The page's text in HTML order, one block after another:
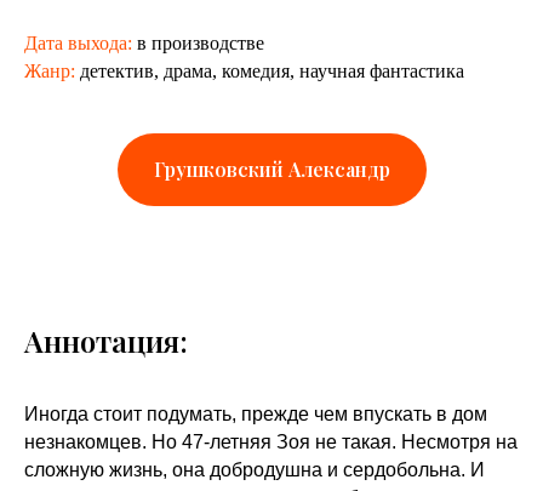
Дата выхода: в производстве
Жанр: детектив, драма, комедия, научная фантастика
Грушковский Александр
Аннотация:
Иногда стоит подумать, прежде чем впускать в дом
незнакомцев. Но 47-летняя Зоя не такая. Несмотря на
сложную жизнь, она добродушна и сердобольна. И